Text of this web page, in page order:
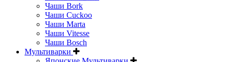
Чаши Bork
Чаши Cuckoo
Чаши Marta
Чаши Vitesse
Чаши Bosch
Мультиварки